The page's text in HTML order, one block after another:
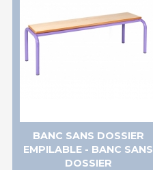
BANC SANS DOSSIER
EMPILABLE - BANC SANS
DOSSIER